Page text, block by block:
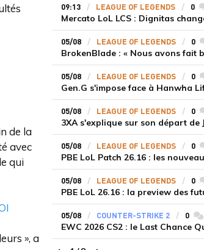
de la
avec
qui
», a
09:13 LEAGUE OF LEGENDS 0
05/08 LEAGUE OF LEGENDS 0
05/08 LEAGUE OF LEGENDS 0
05/08 LEAGUE OF LEGENDS 0
05/08 LEAGUE OF LEGENDS 0
05/08 LEAGUE OF LEGENDS 0
05/08 COUNTER-STRIKE 2 0